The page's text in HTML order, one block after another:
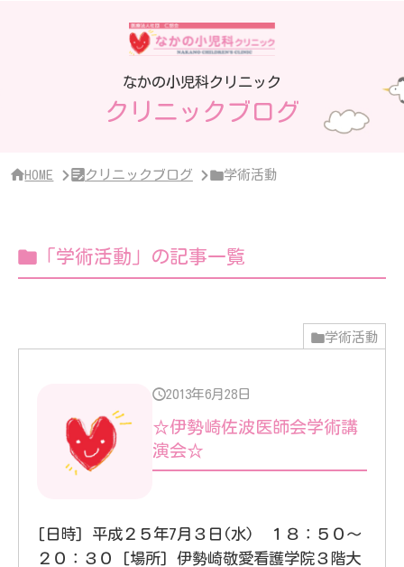
なかの小児科クリニック
クリニックブログ
HOME クリニックブログ 学術活動
「学術活動」の記事一覧
学術活動
2013年6月28日
☆伊勢崎佐波医師会学術講
演会☆
[日時] 平成２５年7月３日(水) １８：５０～
２０：３０ [場所] 伊勢崎敬愛看護学院３階大